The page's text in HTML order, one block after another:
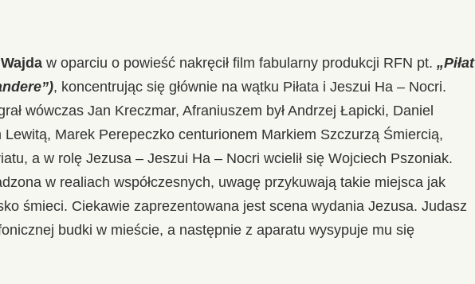
w oparciu o powieść nakręcił film fabularny produkcji RFN pt. „Piłat
, koncentrując się głównie na wątku Piłata i Jeszui Ha – Nocri.
wówczas Jan Kreczmar, Afraniuszem był Andrzej Łapicki, Daniel
Marek Perepeczko centurionem Markiem Szczurzą Śmiercią,
a w rolę Jezusa – Jeszui Ha – Nocri wcielił się Wojciech Pszoniak.
w realiach współczesnych, uwagę przykuwają takie miejsca jak
śmieci. Ciekawie zaprezentowana jest scena wydania Jezusa. Judasz
budki w mieście, a następnie z aparatu wysypuje mu się